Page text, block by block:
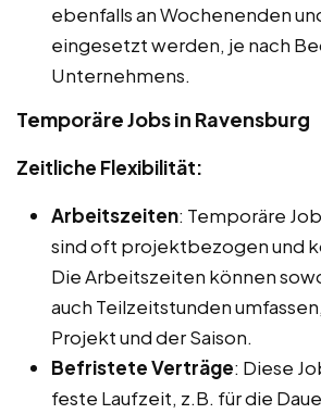
ebenfalls an Wochenenden
eingesetzt werden, je nach
Unternehmens.
Temporäre Jobs in Ravensburg
Zeitliche Flexibilität:
Arbeitszeiten: Temporäre
sind oft projektbezogen und
Die Arbeitszeiten können
auch Teilzeitstunden
Projekt und der Saison.
Befristete Verträge: Diese
feste Laufzeit, z.B. für die